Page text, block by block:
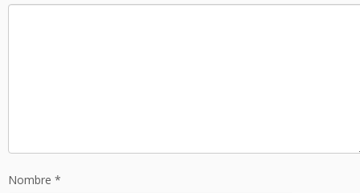
Nombre *